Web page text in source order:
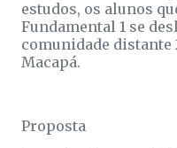
estudos, os alunos
Fundamental 1 se
comunidade distante
Macapá.
Proposta